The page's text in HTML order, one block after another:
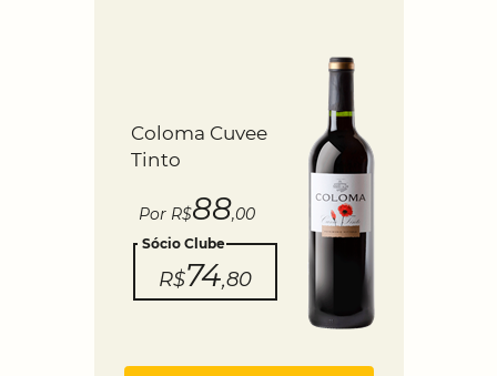
Coloma Cuvee
Tinto
Por R$88,00
Sócio Clube
R$74,80